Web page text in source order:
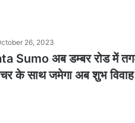
26, 2023
Sumo अब डम्बर रोड में
के साथ जमेगा अब शुभ विवाह